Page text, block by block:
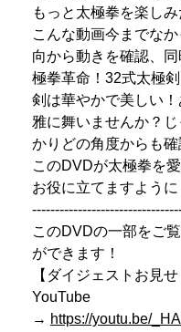
もっと太極拳を楽しみ
こんな動画今までな
向から動きを確認、
極拳革命！32式太極剣
剣は華やかで美しい
雅に舞いませんか？
かりどの角度からも確
このDVDが太極拳を
お役に立てますように
このDVDの一部をご
ができます！
【ダイジェストお見せ
YouTube
→ https://youtu.be/